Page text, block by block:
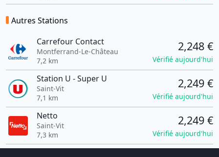
Autres Stations
Carrefour Contact
Montferrand-Le-Château
7,2 km
2,248 €
Vérifié aujourd'hui
Station U - Super U
Saint-Vit
7,1 km
2,249 €
Vérifié aujourd'hui
Netto
Saint-Vit
7,3 km
2,249 €
Vérifié aujourd'hui